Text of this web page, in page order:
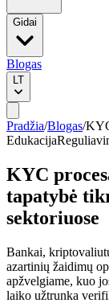
Gidai
Blogas
LT
Pradžia/Blogas/
Edukacija
KYC
tapatybė
sektoriuose
Bankai,
azartinių žaidimų
apžvelgiame, kuo
laiko užtrunka